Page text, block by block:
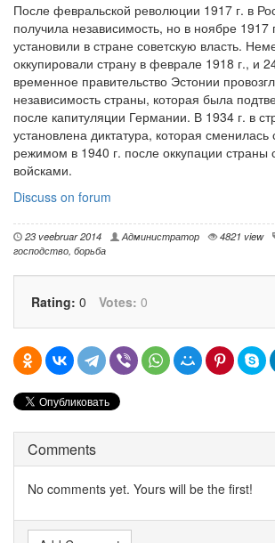
После февральской революции 1917 г. в
получила независимость, но в ноябре 1917
установили в стране советскую власть.
оккупировали страну в феврале 1918 г., и
временное правительство Эстонии
независимость страны, которая была
после капитуляции Германии. В 1934 г. в
установлена диктатура, которая сменилась
режимом в 1940 г. после оккупации страны
войсками.
Discuss on forum
23 veebruar 2014 Администратор 4821 view
господство, борьба
Rating: 0 Votes: 0
Comments
No comments yet. Yours will be the first!